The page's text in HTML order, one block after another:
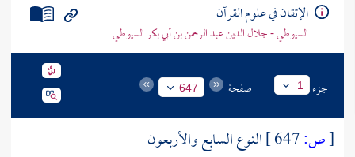
الإتقان في علوم القرآن
السيوطي - جلال الدين عبد الرحمن بن أبي بكر السيوطي
جزء 1 صفحة 647
[ص:
النوع السابع والأربعون